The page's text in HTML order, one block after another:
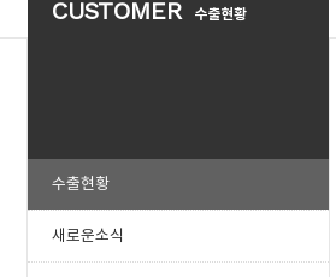
CUSTOMER 수출현황
수출현황
새로운소식